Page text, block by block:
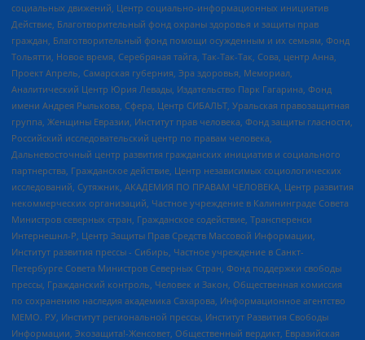
социальных движений, Центр социально-информационных инициатив
Действие, Благотворительный фонд охраны здоровья и защиты прав
граждан, Благотворительный фонд помощи осужденным и их семьям, Фонд
Тольятти, Новое время, Серебряная тайга, Так-Так-Так, Сова, центр Анна,
Проект Апрель, Самарская губерния, Эра здоровья, Мемориал,
Аналитический Центр Юрия Левады, Издательство Парк Гагарина, Фонд
имени Андрея Рылькова, Сфера, Центр СИБАЛЬТ, Уральская правозащитная
группа, Женщины Евразии, Институт прав человека, Фонд защиты гласности,
Российский исследовательский центр по правам человека,
Дальневосточный центр развития гражданских инициатив и социального
партнерства, Гражданское действие, Центр независимых социологических
исследований, Сутяжник, АКАДЕМИЯ ПО ПРАВАМ ЧЕЛОВЕКА, Центр развития
некоммерческих организаций, Частное учреждение в Калининграде Совета
Министров северных стран, Гражданское содействие, Трансперенси
Интернешнл-Р, Центр Защиты Прав Средств Массовой Информации,
Институт развития прессы - Сибирь, Частное учреждение в Санкт-
Петербурге Совета Министров Северных Стран, Фонд поддержки свободы
прессы, Гражданский контроль, Человек и Закон, Общественная комиссия
по сохранению наследия академика Сахарова, Информационное агентство
МЕМО. РУ, Институт региональной прессы, Институт Развития Свободы
Информации, Экозащита!-Женсовет, Общественный вердикт, Евразийская